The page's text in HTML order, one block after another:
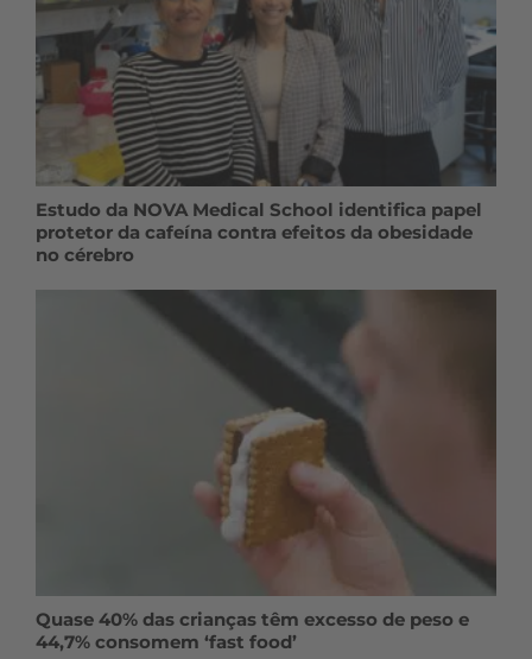
Estudo da NOVA Medical School identifica papel
protetor da cafeína contra efeitos da obesidade
no cérebro
Quase 40% das crianças têm excesso de peso e
44,7% consomem ‘fast food’